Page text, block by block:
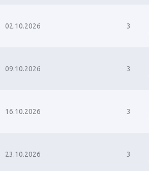
02.10.2026 3
09.10.2026 3
16.10.2026 3
23.10.2026 3